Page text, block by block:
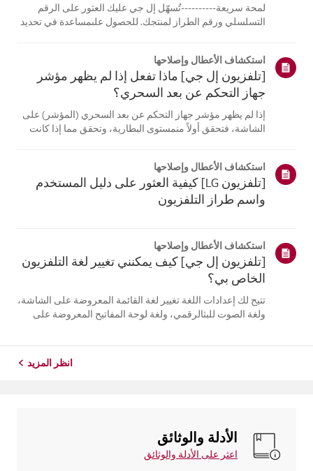
لمحة سريعة----------تُسهّل إل جي عليك العثور على الرقم
التسلسلي ورقم الطراز لمنتجك. للحصول علىمساعدة في تحديد
تختلف الصور أو ا...
استكشاف الأعطال وإصلاحها
[تلفزيون إل جي] ماذا تفعل إذا لم يظهر مؤشر
جهاز التحكم عن بعد السحري؟
إذا لم يظهر مؤشر جهاز التحكم عن بعد السحري (المؤشر) على
الشاشة، فتحقق أولاً منمستوى البطارية، وتحقق مما إذا كانت
التلفزيون. أعد تسج...
استكشاف الأعطال وإصلاحها
[تلفزيون LG] كيفية العثور على دليل المستخدم
واسم طراز التلفزيون
استكشاف الأعطال وإصلاحها
[تلفزيون إل جي] كيف يمكنني تغيير لغة التلفزيون
الخاص بي؟
تتيح لك إعدادات اللغة تغيير لغة القائمة المعروضة على الشاشة،
ولغة الصوت للبثالرقمي، ولغة لوحة المفاتيح المعروضة على
انظر المزيد
الأدلة والوثائق
اعثر على الأدلة والوثائق